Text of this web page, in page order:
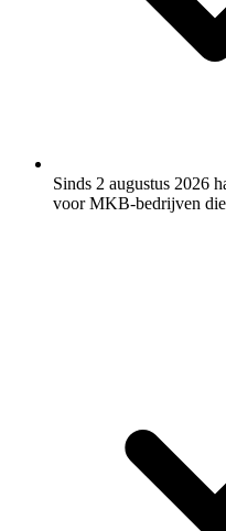
Sinds 2 augustus 2026
voor MKB-bedrijven